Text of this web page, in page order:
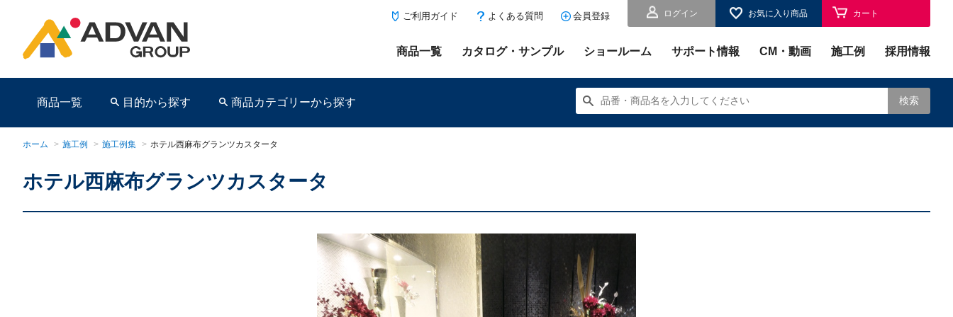
ログイン お気に入り商品 カート
ご利用ガイド よくある質問 会員登録
商品一覧 カタログ・サンプル ショールーム サポート情報 CM・動画 施工例 採用情報
商品一覧 目的から探す 商品カテゴリーから探す 検索
ホーム > 施工例 > 施工例集 > ホテル西麻布グランツカスタータ
ホテル西麻布グランツカスタータ